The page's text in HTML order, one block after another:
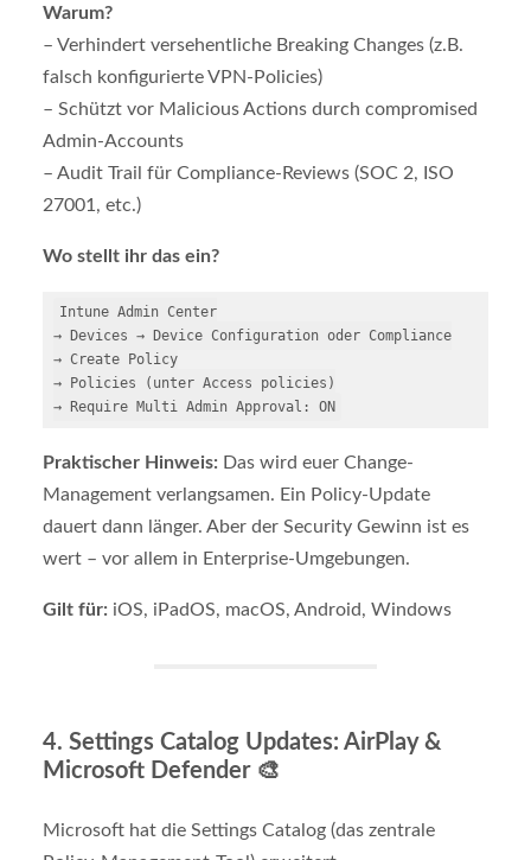
Warum?
– Verhindert versehentliche Breaking Changes (z.B.
falsch konfigurierte VPN-Policies)
– Schützt vor Malicious Actions durch compromised
Admin-Accounts
– Audit Trail für Compliance-Reviews (SOC 2, ISO
27001, etc.)
Wo stellt ihr das ein?
Intune Admin Center
→ Devices → Device Configuration oder Compliance
→ Create Policy
→ Policies (unter Access policies)
Praktischer Hinweis: Das wird euer Change-
Management verlangsamen. Ein Policy-Update
dauert dann länger. Aber der Security Gewinn ist es
wert – vor allem in Enterprise-Umgebungen.
Gilt für: iOS, iPadOS, macOS, Android, Windows
4. Settings Catalog Updates: AirPlay &
Microsoft Defender🎨
Microsoft hat die Settings Catalog (das zentrale